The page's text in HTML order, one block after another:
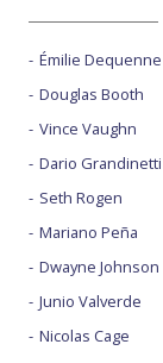
Émilie Dequenne
Douglas Booth
Vince Vaughn
Dario Grandinetti
Seth Rogen
Mariano Peña
Dwayne Johnson
Junio Valverde
Nicolas Cage